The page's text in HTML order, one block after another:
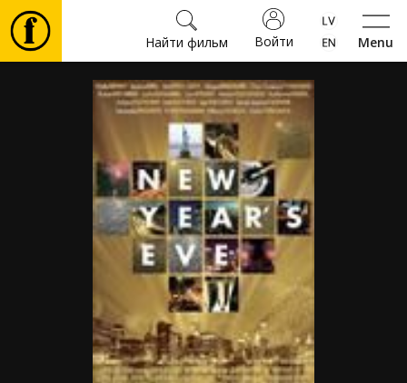
Menu
Войти
Найти фильм
Фильмы
Культура
Мероприятия
Новости
Подарки